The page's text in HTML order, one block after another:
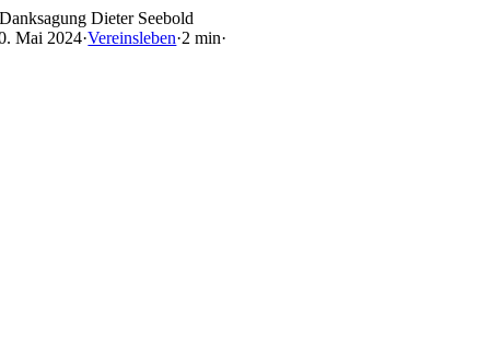
Skip
to
Danksagung Dieter Seebold
Mai 2024·Vereinsleben·2 min·